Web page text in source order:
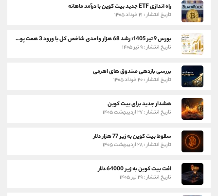
راه اندازی ETF جدید بیت کوین با درآمد ماهانه
تاریخ انتشار : ۲۱ خرداد ۱۴۰۵
بورس 9 تیر 1405؛ رشد 68 هزار واحدی شاخص کل با ورود 3 همت پول حقیقی
تاریخ انتشار : ۹ تیر ۱۴۰۵
بررسی بازدهی صندوق های اهرمی
تاریخ انتشار : ۲۰ خرداد ۱۴۰۵
هشدار جدید برای بیت کوین
تاریخ انتشار : ۲۷ اردیبهشت ۱۴۰۵
سقوط بیت کوین به زیر 77 هزار دلار
تاریخ انتشار : ۲۸ اردیبهشت ۱۴۰۵
افت بیت کوین به زیر 64000 دلار
تاریخ انتشار : ۲۹ تیر ۱۴۰۵